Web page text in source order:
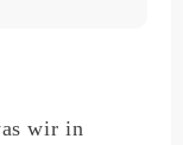
wir in